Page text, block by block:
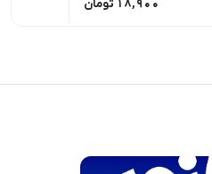
18,900 تومان